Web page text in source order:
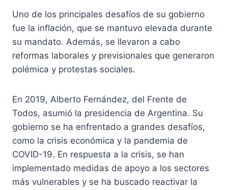
Uno de los principales desafíos de su gobierno
fue la inflación, que se mantuvo elevada durante
su mandato. Además, se llevaron a cabo
reformas laborales y previsionales que generaron
polémica y protestas sociales.
En 2019, Alberto Fernández, del Frente de
Todos, asumió la presidencia de Argentina. Su
gobierno se ha enfrentado a grandes desafíos,
como la crisis económica y la pandemia de
COVID-19. En respuesta a la crisis, se han
implementado medidas de apoyo a los sectores
más vulnerables y se ha buscado reactivar la